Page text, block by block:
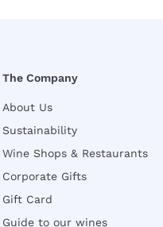
The Company
About Us
Sustainability
Wine Shops & Restaurants
Corporate Gifts
Gift Card
Guide to our wines